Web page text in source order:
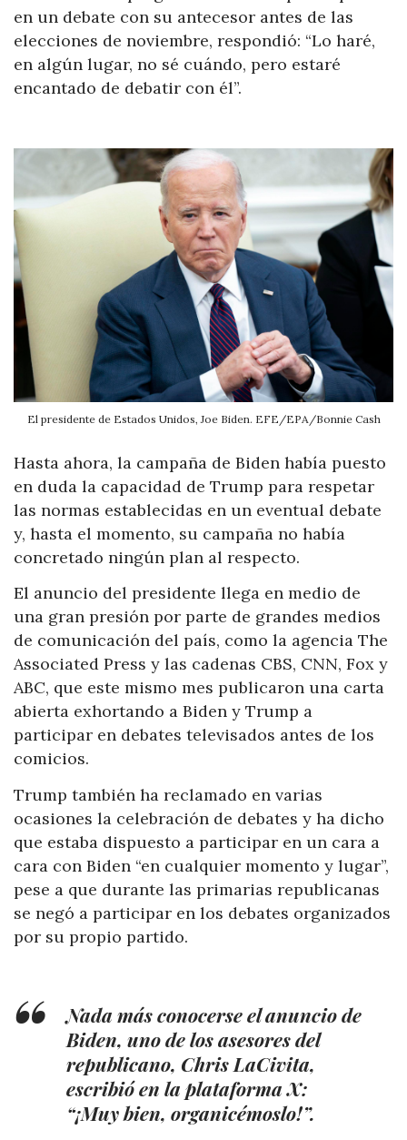
en un debate con su antecesor antes de las
elecciones de noviembre, respondió: “Lo haré,
en algún lugar, no sé cuándo, pero estaré
encantado de debatir con él”.
El presidente de Estados Unidos, Joe Biden. EFE/EPA/Bonnie Cash
Hasta ahora, la campaña de Biden había puesto
en duda la capacidad de Trump para respetar
las normas establecidas en un eventual debate
y, hasta el momento, su campaña no había
concretado ningún plan al respecto.
El anuncio del presidente llega en medio de
una gran presión por parte de grandes medios
de comunicación del país, como la agencia The
Associated Press y las cadenas CBS, CNN, Fox y
ABC, que este mismo mes publicaron una carta
abierta exhortando a Biden y Trump a
participar en debates televisados antes de los
comicios.
Trump también ha reclamado en varias
ocasiones la celebración de debates y ha dicho
que estaba dispuesto a participar en un cara a
cara con Biden “en cualquier momento y lugar”,
pese a que durante las primarias republicanas
se negó a participar en los debates organizados
por su propio partido.
Nada más conocerse el anuncio de
Biden, uno de los asesores del
republicano, Chris LaCivita,
escribió en la plataforma X:
“¡Muy bien, organicémoslo!”.